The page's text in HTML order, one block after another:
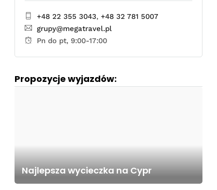
+48 22 355 3043, +48 32 781 5007
grupy@megatravel.pl
Pn do pt, 9:00-17:00
Propozycje wyjazdów:
Najlepsza wycieczka na Cypr